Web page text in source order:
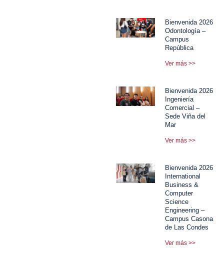
Bienvenida 2026
Odontología –
Campus
República
Ver más >>
Bienvenida 2026
Ingeniería
Comercial –
Sede Viña del
Mar
Ver más >>
Bienvenida 2026
International
Business &
Computer
Science
Engineering –
Campus Casona
de Las Condes
Ver más >>